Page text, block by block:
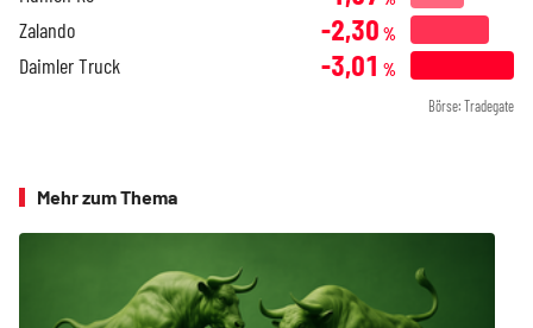
Zalando -2,30 %
Daimler Truck -3,01 %
Börse: Tradegate
Mehr zum Thema